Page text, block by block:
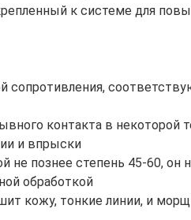
к системе для
сопротивления,
контакта в некоторой
и впрыски
не познее степень 45-60, он
обработкой
кожу, тонкие линии, и